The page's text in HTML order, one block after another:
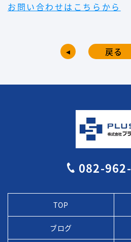
お問い合わせはこちらから
戻る
082-
TOP
ブログ